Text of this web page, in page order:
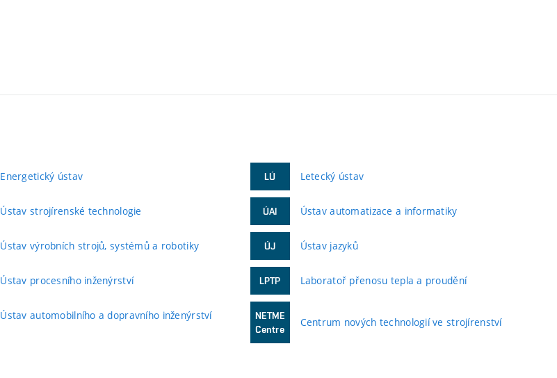
Energetický ústav
Ústav strojírenské technologie
Ústav výrobních strojů, systémů a robotiky
Ústav procesního inženýrství
Ústav automobilního a dopravního inženýrství
LÚ Letecký ústav
ÚAI Ústav automatizace a informatiky
ÚJ Ústav jazyků
LPTP Laboratoř přenosu tepla a proudění
NETME
Centre
Centrum nových technologií ve strojírenství